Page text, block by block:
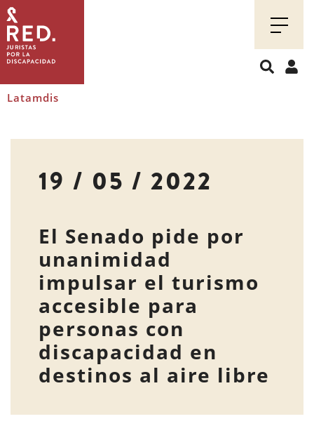
Juristas
por
la
discapacidad
Latamdis
19 / 05 / 2022
El Senado pide por
unanimidad
impulsar el turismo
accesible para
personas con
discapacidad en
destinos al aire libre